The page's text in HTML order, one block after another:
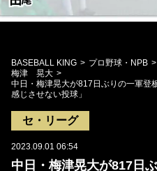
BASEBALL KING プロ野球・NPB
梅津 晃大
中日・梅津晃大が817日ぶりの一軍
感じさせない投球」
セ・リーグ
2023.09.01 06:54
中日・梅津晃大が817日